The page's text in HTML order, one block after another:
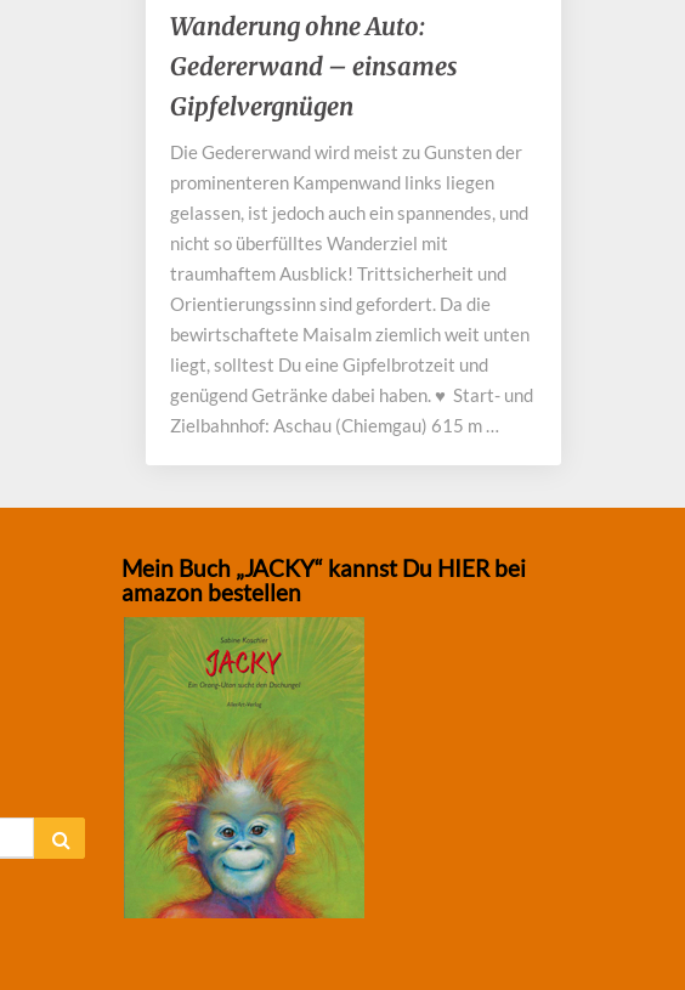
Wanderung
ohne
Auto:
Gedererwand
–
einsames
Gipfelvergnügen
Wanderung ohne Auto:
Gedererwand – einsames
Gipfelvergnügen
Die Gedererwand wird meist zu Gunsten der
prominenteren Kampenwand links liegen
gelassen, ist jedoch auch ein spannendes, und
nicht so überfülltes Wanderziel mit
traumhaftem Ausblick! Trittsicherheit und
Orientierungssinn sind gefordert. Da die
bewirtschaftete Maisalm ziemlich weit unten
liegt, solltest Du eine Gipfelbrotzeit und
genügend Getränke dabei haben. ♥ Start- und
Zielbahnhof: Aschau (Chiemgau) 615 m …
Mein Buch „JACKY“ kannst Du HIER bei
amazon bestellen